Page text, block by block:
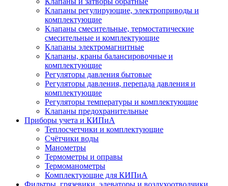
Клапаны регулирующие, электроприводы и
комплектующие
Клапаны смесительные, термостатические
смесительные и комплектующие
Клапаны электромагнитные
Клапаны, краны балансировочные и
комплектующие
Регуляторы давления бытовые
Регуляторы давления, перепада давления и
комплектующие
Регуляторы температуры и комплектующие
Клапаны предохранительные
Приборы учета и КИПиА
Теплосчетчики и комплектующие
Счётчики воды
Манометры
Термометры и оправы
Термоманометры
Комплектующие для КИПиА
Фильтры, грязевики, элеваторы и воздухоотводчики